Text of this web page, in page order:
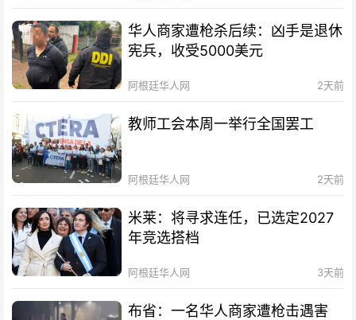
华人商家遭枪杀后续：凶手是退休
宪兵，收受5000美元
阿根廷华人网 2天前
教师工会本周一举行全国罢工
阿根廷华人网 2天前
米莱：将寻求连任，已选定2027
年竞选搭档
阿根廷华人网 3天前
布省：一名华人商家遭枪击遇害